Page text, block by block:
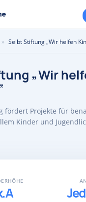
» Seibt Stiftung „Wir helfen
„Wir
fördert Projekte für
Kinder und